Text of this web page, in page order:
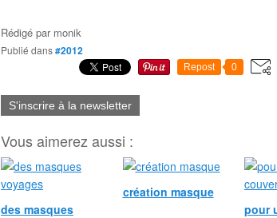
Rédigé par monik
Publié dans#2012
Repost 0
S'inscrire à la newsletter
Vous aimerez aussi :
des masques
création masque
pour